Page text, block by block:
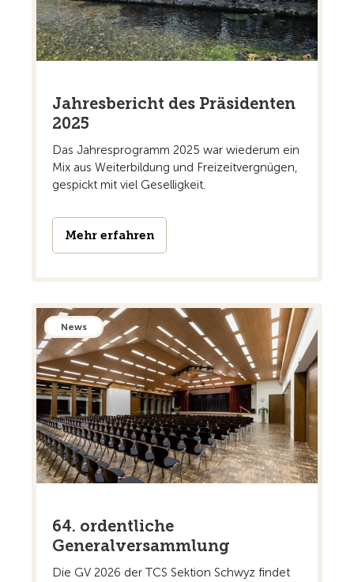
Jahresbericht des Präsidenten
2025
Das Jahresprogramm 2025 war wiederum ein
Mix aus Weiterbildung und Freizeitvergnügen,
gespickt mit viel Geselligkeit.
Mehr erfahren
News
64. ordentliche
Generalversammlung
Die GV 2026 der TCS Sektion Schwyz findet